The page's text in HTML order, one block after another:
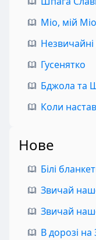
Міо, мій Міо
Гусенятко
Бджола та
Коли
Нове
Білі
Звичай
Звичай
В дорозі на